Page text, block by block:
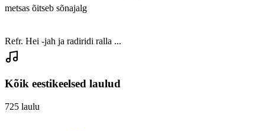
metsas õitseb sõnajalg
Refr. Hei -jah ja radiridi ralla ...
Kõik eestikeelsed laulud
725 laulu